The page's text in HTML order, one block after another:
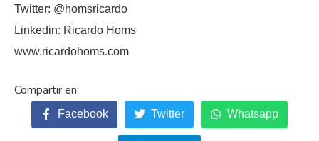
Twitter: @homsricardo
Linkedin: Ricardo Homs
www.ricardohoms.com
Facebook Twitter Whatsapp